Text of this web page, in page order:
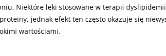
Niektóre leki stosowane w terapii
jednak efekt ten często okazuje się
wartościami.